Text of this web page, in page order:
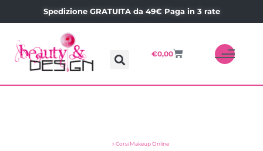
Spedizione GRATUITA da 49€ Paga in 3 rate
€0,00
»Corsi Makeup Online